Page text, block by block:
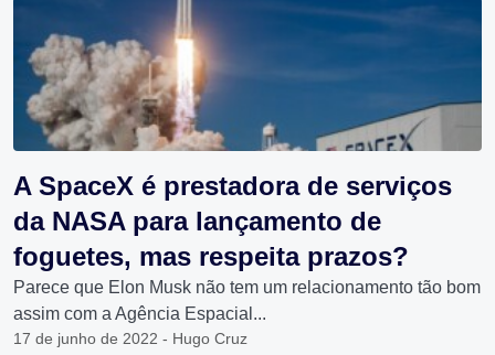
A SpaceX é prestadora de serviços
da NASA para lançamento de
foguetes, mas respeita prazos?
Parece que Elon Musk não tem um relacionamento tão bom
assim com a Agência Espacial...
17 de junho de 2022 - Hugo Cruz